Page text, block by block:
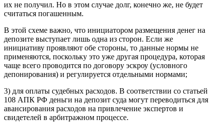
их не получил. Но в этом случае долг, конечно же, не будет
считаться погашенным.
В этой схеме важно, что инициатором размещения денег на
депозите выступает лишь одна из сторон. Если же
инициативу проявляют обе стороны, то данные нормы не
применяются, поскольку это уже другая процедура, которая
чаще всего проводится по договору эскроу (условного
депонирования) и регулируется отдельными нормами;
3) для оплаты судебных расходов. В соответствии со статьей
108 АПК РФ деньги на депозит суда могут переводиться для
авансирования расходов на привлечение экспертов и
свидетелей в арбитражном процессе.